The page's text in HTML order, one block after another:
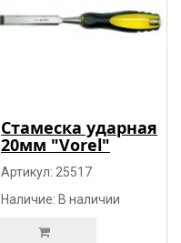
Стамеска ударная
20мм "Vorel"
Артикул: 25517
Наличие: В наличии